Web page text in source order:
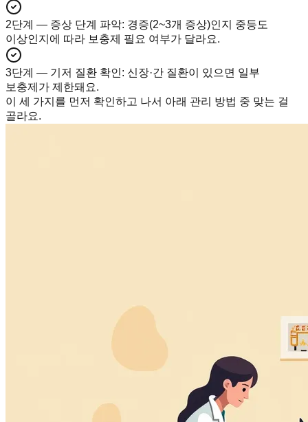
2단계 — 증상 단계 파악: 경증(2~3개 증상)인지 중등도
이상인지에 따라 보충제 필요 여부가 달라요.
3단계 — 기저 질환 확인: 신장·간 질환이 있으면 일부
보충제가 제한돼요.
이 세 가지를 먼저 확인하고 나서 아래 관리 방법 중 맞는 걸
골라요.